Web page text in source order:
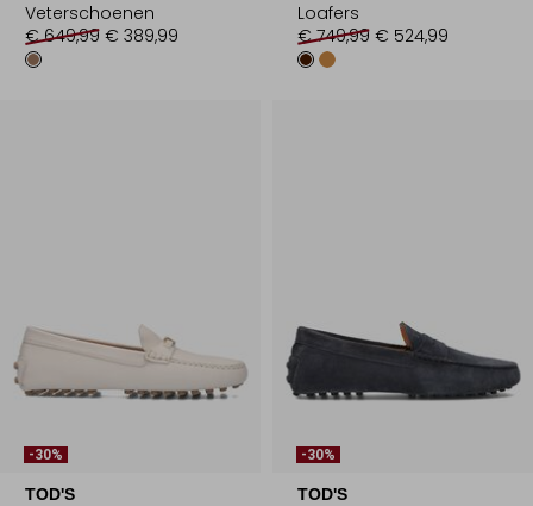
Veterschoenen
€ 649,99 € 389,99
Loafers
€ 749,99 € 524,99
-30%
TOD'S
-30%
TOD'S